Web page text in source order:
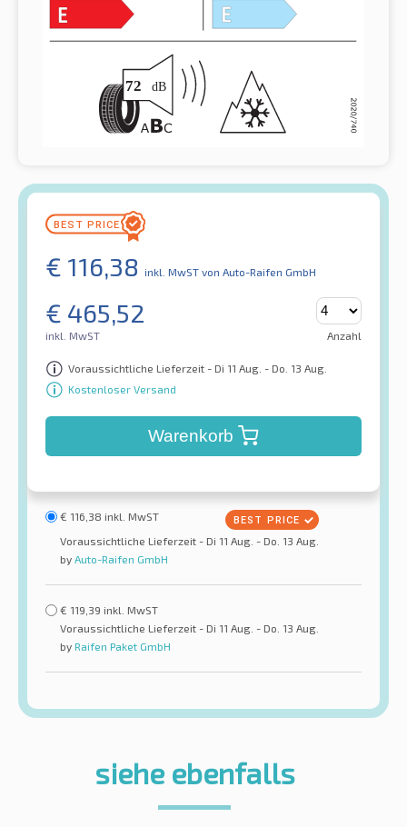
€ 116,38 inkl. MwST von Auto-Raifen GmbH
€ 465,52
inkl. MwST Anzahl
Voraussichtliche Lieferzeit - Di 11 Aug. - Do. 13 Aug.
Kostenloser Versand
Warenkorb
€ 116,38 inkl. MwST
Voraussichtliche Lieferzeit - Di 11 Aug. - Do. 13 Aug.
by Auto-Raifen GmbH
€ 119,39 inkl. MwST
Voraussichtliche Lieferzeit - Di 11 Aug. - Do. 13 Aug.
by Raifen Paket GmbH
siehe ebenfalls